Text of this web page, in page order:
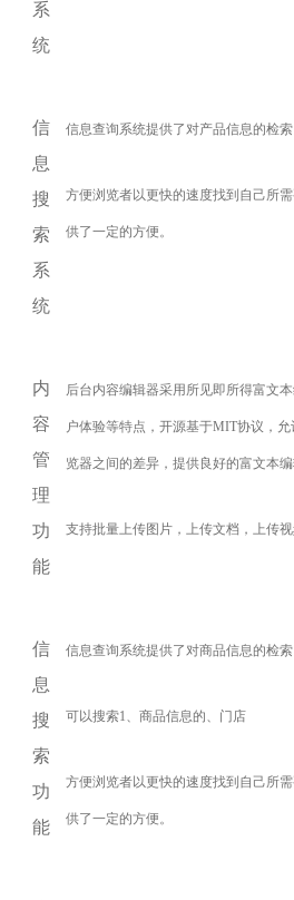
系
统
信
息
搜
索
系
统
信息查询系统提供了对产品信息的检索
方便浏览者以更快的速度找到自己所
供了一定的方便。
内
容
管
理
功
能
后台内容编辑器采用所见即所得富文
户体验等特点，开源基于MIT协议，
览器之间的差异，提供良好的富文本编
支持批量上传图片，上传文档，上传视
信
息
搜
索
功
能
信息查询系统提供了对商品信息的检索
可以搜索1、商品信息的、门店
方便浏览者以更快的速度找到自己所
供了一定的方便。